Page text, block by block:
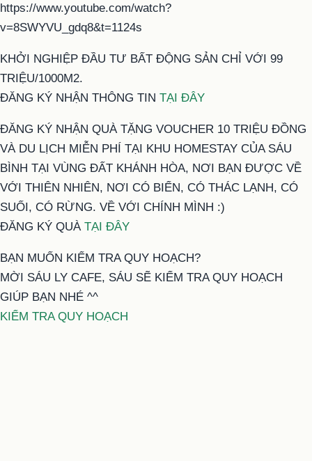
https://www.youtube.com/watch?
v=8SWYVU_gdq8&t=1124s
KHỞI NGHIỆP ĐẦU TƯ BẤT ĐỘNG SẢN CHỈ VỚI 99
TRIỆU/1000M2.
ĐĂNG KÝ NHẬN THÔNG TIN TẠI ĐÂY
ĐĂNG KÝ NHẬN QUÀ TẶNG VOUCHER 10 TRIỆU ĐỒNG
VÀ DU LỊCH MIỄN PHÍ TẠI KHU HOMESTAY CỦA SÁU
BÌNH TẠI VÙNG ĐẤT KHÁNH HÒA, NƠI BẠN ĐƯỢC VỀ
VỚI THIÊN NHIÊN, NƠI CÓ BIỂN, CÓ THÁC LẠNH, CÓ
SUỐI, CÓ RỪNG. VỀ VỚI CHÍNH MÌNH :)
ĐĂNG KÝ QUÀ TẠI ĐÂY
BẠN MUỐN KIỂM TRA QUY HOẠCH?
MỜI SÁU LY CAFE, SÁU SẼ KIỂM TRA QUY HOẠCH
GIÚP BẠN NHÉ ^^
KIỂM TRA QUY HOẠCH